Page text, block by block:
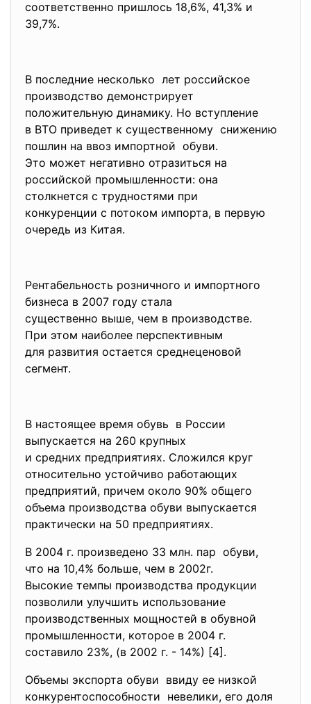
соответственно пришлось 18,6%, 41,3% и
39,7%.
В последние несколько лет российское
производство демонстрирует
положительную динамику. Но вступление
в ВТО приведет к существенному снижению
пошлин на ввоз импортной обуви.
Это может негативно отразиться на
российской промышленности: она
столкнется с трудностями при
конкуренции с потоком импорта, в первую
очередь из Китая.
Рентабельность розничного и импортного
бизнеса в 2007 году стала
существенно выше, чем в производстве.
При этом наиболее перспективным
для развития остается среднеценовой
сегмент.
В настоящее время обувь в России
выпускается на 260 крупных
и средних предприятиях. Сложился круг
относительно устойчиво работающих
предприятий, причем около 90% общего
объема производства обуви выпускается
практически на 50 предприятиях.
В 2004 г. произведено 33 млн. пар обуви,
что на 10,4% больше, чем в 2002г.
Высокие темпы производства продукции
позволили улучшить использование
производственных мощностей в обувной
промышленности, которое в 2004 г.
составило 23%, (в 2002 г. - 14%) [4].
Объемы экспорта обуви ввиду ее низкой
конкурентоспособности невелики, его доля